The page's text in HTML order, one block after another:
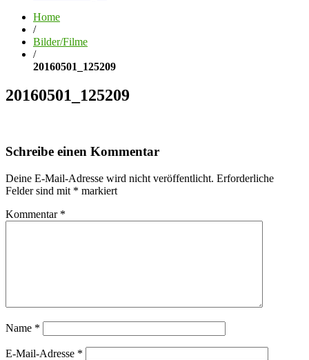
Home
/
Bilder/Filme
/
20160501_125209
20160501_125209
Schreibe einen Kommentar
Deine E-Mail-Adresse wird nicht veröffentlicht. Erforderliche
Felder sind mit * markiert
Kommentar *
Name *
E-Mail-Adresse *